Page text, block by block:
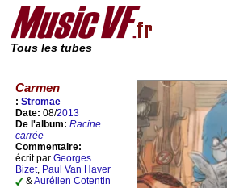
Tous les tubes
Carmen
: Stromae
Date: 08/2013
De l'album: Racine
carrée
Commentaire:
écrit par Georges
Bizet, Paul Van Haver
&Aurélien Cotentin